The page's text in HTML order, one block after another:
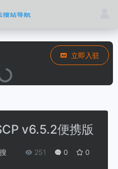
立即入驻
v6.5.2便携版
251 0 0